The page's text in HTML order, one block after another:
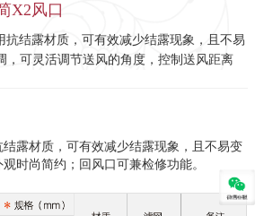
X2风口
抗结露材质，可有效减少结露现象，且不易
，可灵活调节送风的角度，控制送风距离
露材质，可有效减少结露现象，且不易变
时尚简约；回风口可兼检修功能。